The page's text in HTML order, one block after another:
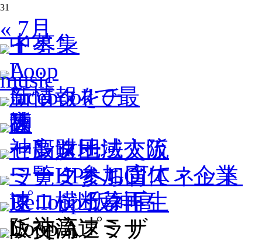
31
« 7月